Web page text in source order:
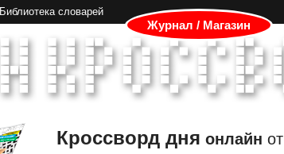
Библиотека словарей
Журнал / Магазин
Кроссворд дня онлайн от